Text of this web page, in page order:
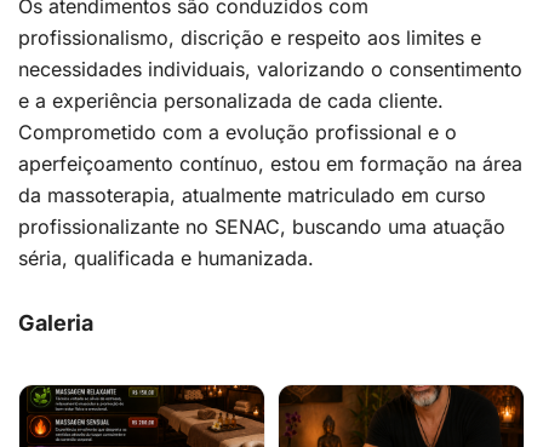
Os atendimentos são conduzidos com
profissionalismo, discrição e respeito aos limites e
necessidades individuais, valorizando o consentimento
e a experiência personalizada de cada cliente.
Comprometido com a evolução profissional e o
aperfeiçoamento contínuo, estou em formação na área
da massoterapia, atualmente matriculado em curso
profissionalizante no SENAC, buscando uma atuação
séria, qualificada e humanizada.
Galeria